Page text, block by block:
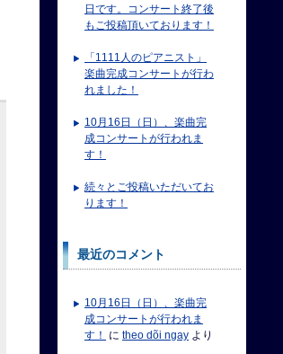
日です。コンサート終了後
もご投稿頂いております！
「1111人のピアニスト」
楽曲完成コンサートが行わ
れました！
10月16日（日）、楽曲完
成コンサートが行われま
す！
続々とご投稿いただいてお
ります！
最近のコメント
10月16日（日）、楽曲完
成コンサートが行われま
す！
に theo dõi ngay より